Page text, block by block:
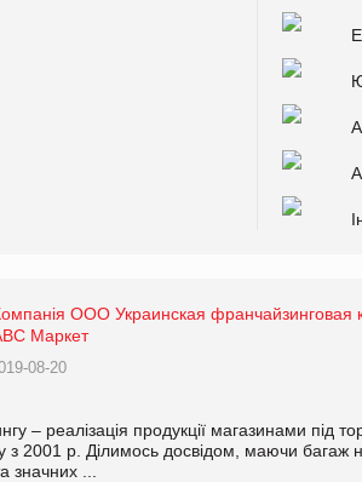
ООО Украинская франчайзинговая
Маркет
08-20
– реалізація продукції магазинами
з 2001 р. Ділимось досвідом, маючи багаж
значних ...